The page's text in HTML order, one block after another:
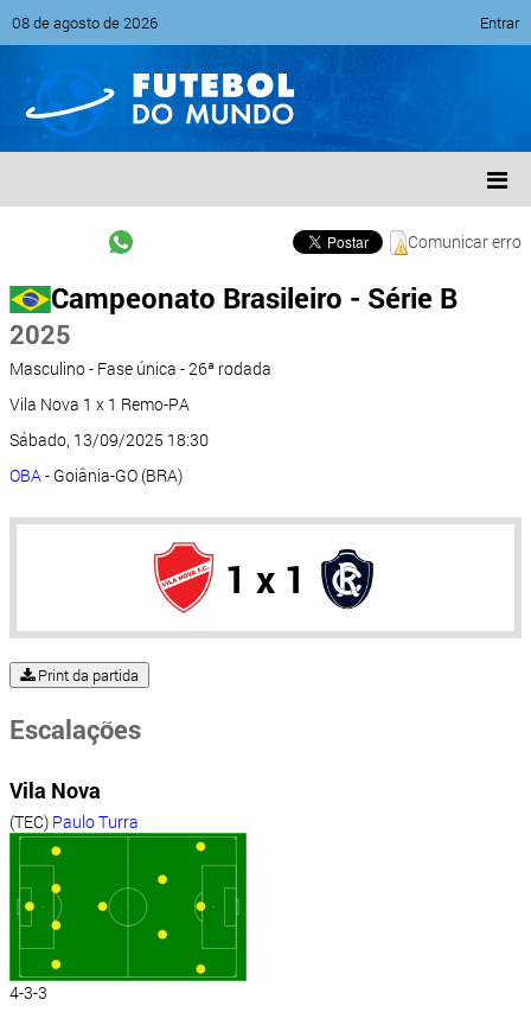
08 de agosto de 2026 Entrar
Comunicar erro
Campeonato Brasileiro - Série B
2025
Masculino - Fase única - 26ª rodada
Vila Nova 1 x 1 Remo-PA
Sábado, 13/09/2025 18:30
OBA- Goiânia-GO (BRA)
1 x 1
Print da partida
Escalações
Vila Nova
(TEC) Paulo Turra
4-3-3